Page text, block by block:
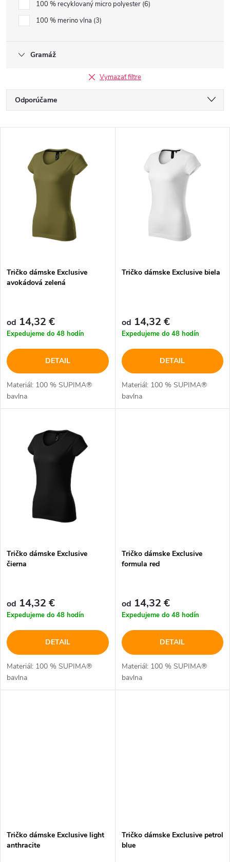
100 % recyklovaný micro polyester 6
100 % merino vlna 3
Gramáž
Vymazať filtre
R
a
p
o
d
u
k
Odporúčame
Najpredávanejšie
Abecedne
p
r
o
d
u
k
Tričko dámske Exclusive
avokádová zelená
od 14,32 €
Expedujeme do 48 hodín
DETAIL
Materiál: 100 % SUPIMA®
bavlna
Tričko dámske Exclusive biela
od 14,32 €
Expedujeme do 48 hodín
DETAIL
Materiál: 100 % SUPIMA®
bavlna
Tričko dámske Exclusive
čierna
od 14,32 €
Expedujeme do 48 hodín
DETAIL
Materiál: 100 % SUPIMA®
bavlna
Tričko dámske Exclusive
formula red
od 14,32 €
Expedujeme do 48 hodín
DETAIL
Materiál: 100 % SUPIMA®
bavlna
Tričko dámske Exclusive light
anthracite
Tričko dámske Exclusive petrol
blue